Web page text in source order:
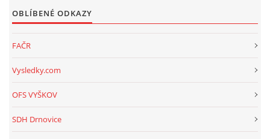
OBLÍBENÉ ODKAZY
FAČR
Vysledky.com
OFS VYŠKOV
SDH Drnovice